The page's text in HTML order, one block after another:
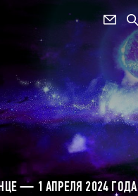
— 1 АПРЕЛЯ 2024 ГОДА